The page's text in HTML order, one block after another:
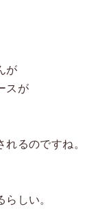
が
スが
るのですね。
しい。